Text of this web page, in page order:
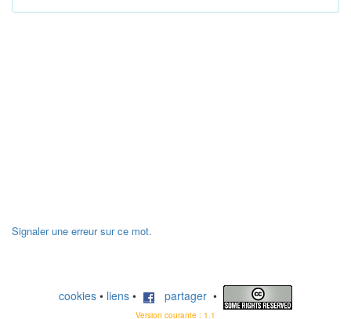
Signaler une erreur sur ce mot.
cookies • liens • partager •
Version courante : 1.1